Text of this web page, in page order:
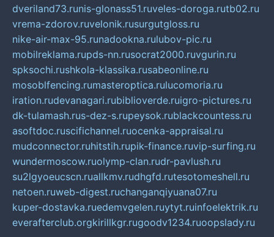
dveriland73.runis-glonass51.ruveles-doroga.rutb02.ru
vrema-zdorov.ruvelonik.rusurgutgloss.ru
nike-air-max-95.runadookna.rulubov-pic.ru
mobilreklama.rupds-nn.rusocrat2000.ruvgurin.ru
spksochi.rushkola-klassika.rusabeonline.ru
mosoblfencing.rumasteroptica.rulucomoria.ru
iration.rudevanagari.rubiblioverde.ruigro-pictures.ru
dk-tulamash.rus-dez-s.rupeysok.rublackcountess.ru
asoftdoc.ruscifichannel.ruocenka-appraisal.ru
mudconnector.ruhitstih.rupik-finance.ruvip-surfing.ru
wundermoscow.ruolymp-clan.rudr-pavlush.ru
su2lgyoeucscn.ruallkmv.rudhgfd.rutesotomeshell.ru
netoen.ruweb-digest.ruchanganqiyuana07.ru
kuper-dostavka.ruedemvgelen.ruytyt.ruinfoelektrik.ru
everafterclub.orgkirillkgr.rugoodv1234.ruoopslady.ru